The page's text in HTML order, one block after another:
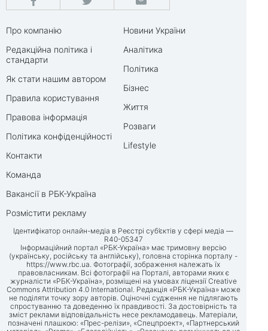
Про компанію
Редакційна політика і
стандарти
Як стати нашим автором
Правила користування
Правова інформація
Політика конфіденційності
Контакти
Команда
Вакансії в РБК-Україна
Розмістити рекламу
Новини України
Аналітика
Політика
Бізнес
Життя
Розваги
Lifestyle
Ідентифікатор онлайн-медіа в Реєстрі суб’єктів у сфері медіа —
R40-05347
Інформаційний портал «РБК-Україна» має тримовну версію
(українську, російську та англійську), головна сторінка порталу -
https://www.rbc.ua. Фотографії, зображення належать їх
правовласникам. Всі фотографії на Порталі, авторами яких є
журналісти «РБК-Україна», розміщені на умовах ліцензії Creative
Commons Attribution 4.0 International. Редакція «РБК-Україна» може
не поділяти точку зору авторів. Оціночні судження не підлягають
спростуванню та доведенню їх правдивості. За достовірність та
зміст реклами відповідальність несе рекламодавець. Матеріали,
позначені плашкою: «Прес-релізи», «Спецпроект», «Партнерський